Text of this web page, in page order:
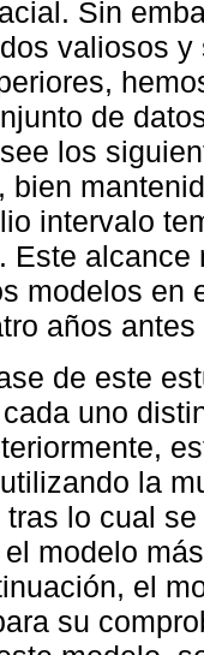
Sin
valiosos
de
los
bien
intervalo
Este
modelos en
años
de este
uno
la
lo cual
modelo
el
su